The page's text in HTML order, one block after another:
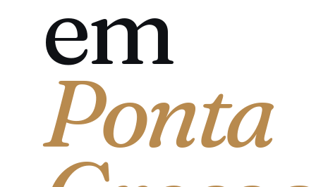
em
Ponta